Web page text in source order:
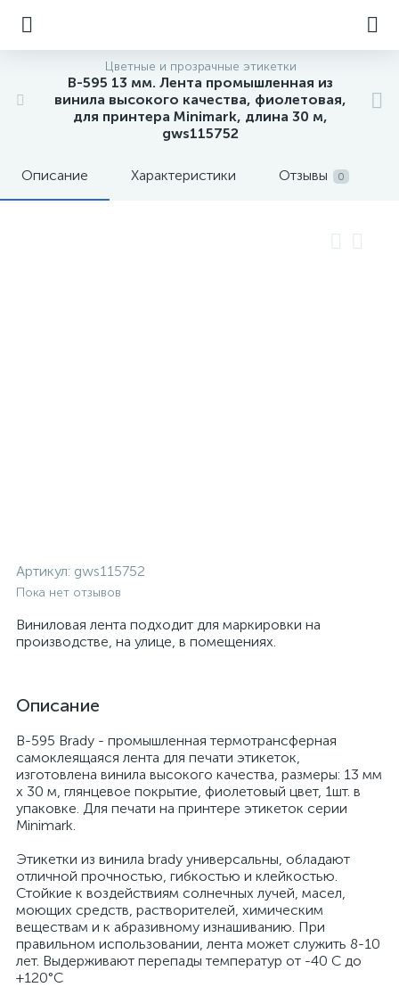
Цветные и прозрачные этикетки
B-595 13 мм. Лента промышленная из
винила высокого качества, фиолетовая,
для принтера Minimark, длина 30 м,
gws115752
Описание Характеристики Отзывы 0
Артикул: gws115752
Пока нет отзывов
Виниловая лента подходит для маркировки на
производстве, на улице, в помещениях.
Описание
B-595 Brady - промышленная термотрансферная
самоклеящаяся лента для печати этикеток,
изготовлена винила высокого качества, размеры: 13 мм
х 30 м, глянцевое покрытие, фиолетовый цвет, 1шт. в
упаковке. Для печати на принтере этикеток серии
Minimark.
Этикетки из винила brady универсальны, обладают
отличной прочностью, гибкостью и клейкостью.
Стойкие к воздействиям солнечных лучей, масел,
моющих средств, растворителей, химическим
веществам и к абразивному изнашиванию. При
правильном использовании, лента может служить 8-10
лет. Выдерживают перепады температур от -40 С до
+120°С